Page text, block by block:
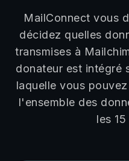
MailConnect vous
décidez quelles
transmises à
donateur est intégré
laquelle vous
l'ensemble des
les